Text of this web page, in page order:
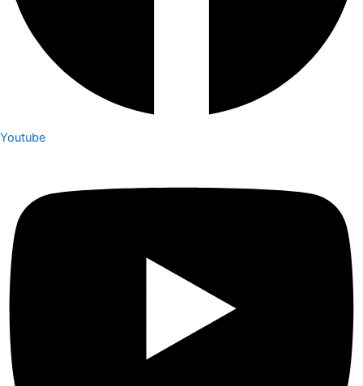
Youtube